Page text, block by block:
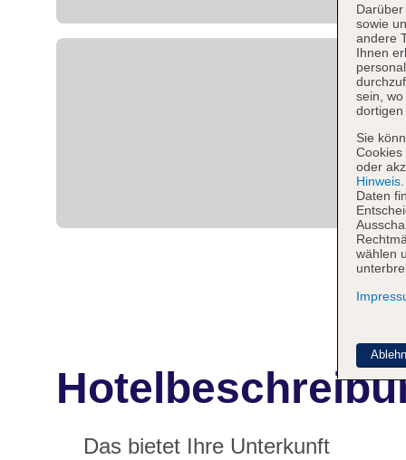
Das bietet Ihre Unterkunft
sowie
andere
Ihnen
sein,
dortigen
Sie
Cookies
oder
Hinweis
Daten
wählen